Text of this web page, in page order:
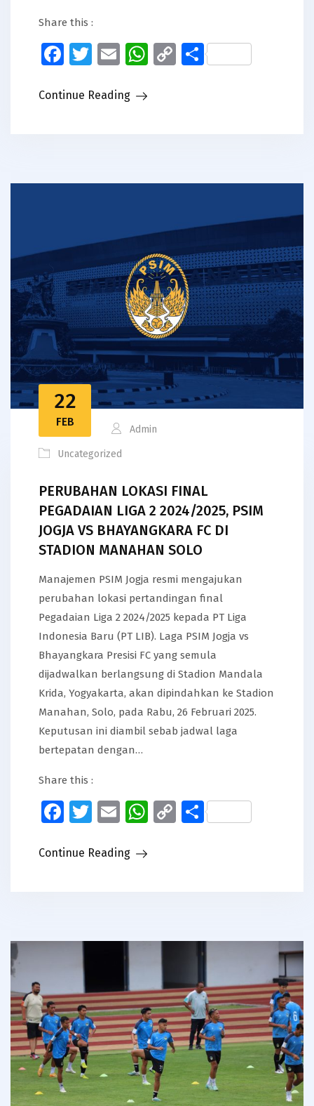
Share this :
Facebook
Twitter
EmailWhatsApp
CopyShare
Continue Reading
22
FEB
Admin
Uncategorized
PERUBAHAN LOKASI FINAL
PEGADAIAN LIGA 2 2024/2025, PSIM
JOGJA VS BHAYANGKARA FC DI
STADION MANAHAN SOLO
Manajemen PSIM Jogja resmi mengajukan
perubahan lokasi pertandingan final
Pegadaian Liga 2 2024/2025 kepada PT Liga
Indonesia Baru (PT LIB). Laga PSIM Jogja vs
Bhayangkara Presisi FC yang semula
dijadwalkan berlangsung di Stadion Mandala
Krida, Yogyakarta, akan dipindahkan ke Stadion
Manahan, Solo, pada Rabu, 26 Februari 2025.
Keputusan ini diambil sebab jadwal laga
bertepatan dengan…
Share this :
Facebook
Twitter
EmailWhatsApp
CopyShare
Continue Reading